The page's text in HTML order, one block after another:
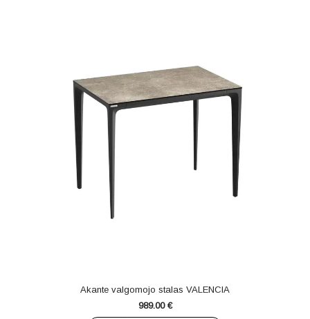
Akante valgomojo stalas VALENCIA
989.00 €